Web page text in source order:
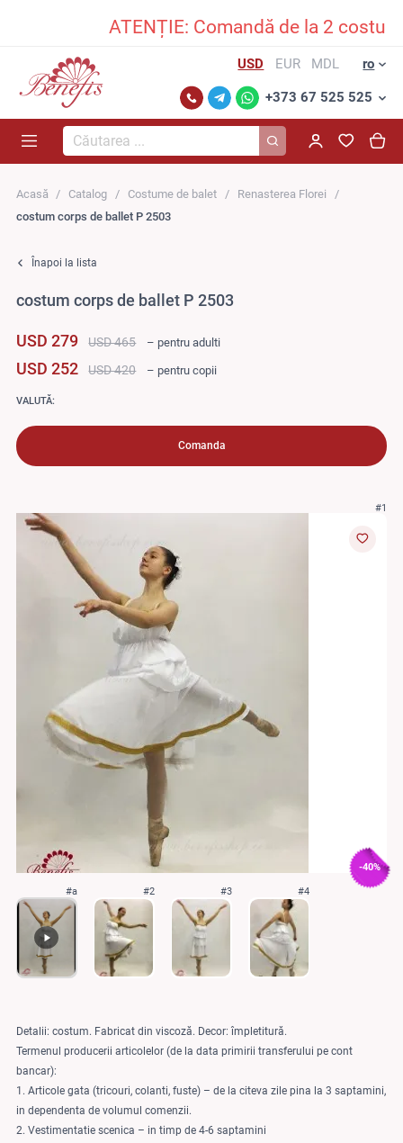
ATENȚIE: Comandă de la 2
USD EUR MDL ro
+373 67 525 525
Căutarea...
Acasă Catalog Costume de balet
Renasterea Florei
costum corps de ballet P 2503
Înapoi la lista
costum corps de ballet P 2503
USD 279 USD 465 – pentru adulti
USD 252 USD 420 – pentru copii
VALUTĂ:
Comanda
#1
-40%
#a #2 #3 #4
Detalii: costum. Fabricat din viscoză. Decor: împletitură.
Termenul producerii articolelor (de la data primirii transferului pe cont
bancar):
1. Articole gata (tricouri, colanti, fuste) – de la citeva zile pina la 3 saptamini,
in dependenta de volumul comenzii.
2. Vestimentatie scenica – in timp de 4-6 saptamini